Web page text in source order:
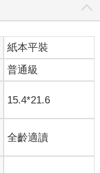
紙本平裝
普通級
15.4*21.6
全齡適讀